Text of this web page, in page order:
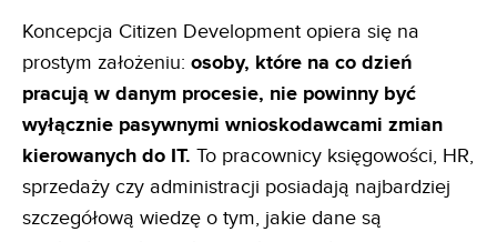
Koncepcja Citizen Development opiera się na
prostym założeniu: osoby, które na co dzień
pracują w danym procesie, nie powinny być
wyłącznie pasywnymi wnioskodawcami zmian
kierowanych do IT. To pracownicy księgowości, HR,
sprzedaży czy administracji posiadają najbardziej
szczegółową wiedzę o tym, jakie dane są